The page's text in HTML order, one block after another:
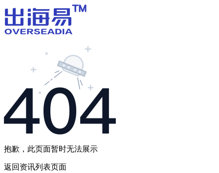
抱歉，此页面暂时无法展示
返回 资讯列表页面